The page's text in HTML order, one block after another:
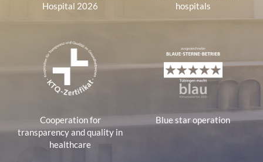
Hospital 2026
hospitals
Cooperation for
transparency and quality in
healthcare
Blue star operation